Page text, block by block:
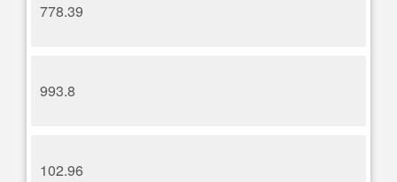
778.39
993.8
102.96